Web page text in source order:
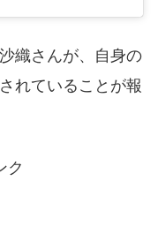
織さんが、自身の
れていることが報
ク